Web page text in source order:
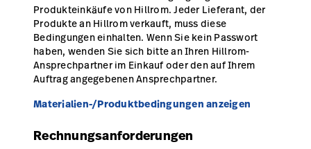
Produkteinkäufe von Hillrom. Jeder Lieferant, der
Produkte an Hillrom verkauft, muss diese
Bedingungen einhalten. Wenn Sie kein Passwort
haben, wenden Sie sich bitte an Ihren Hillrom-
Ansprechpartner im Einkauf oder den auf Ihrem
Auftrag angegebenen Ansprechpartner.
Materialien-/Produktbedingungen anzeigen
Rechnungsanforderungen